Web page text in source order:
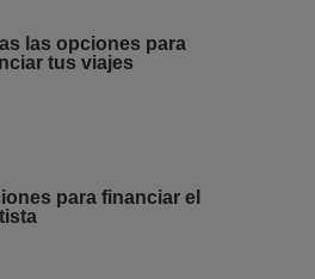
las opciones para
tus viajes
para financiar el